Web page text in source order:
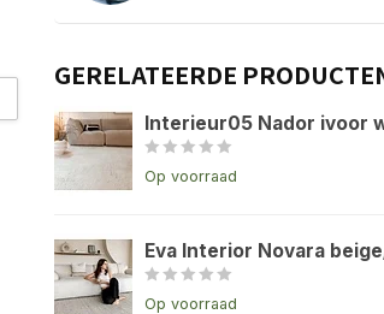
GERELATEERDE
Interieur05 Nador ivoor
Op voorraad
Eva Interior Novara
Op voorraad